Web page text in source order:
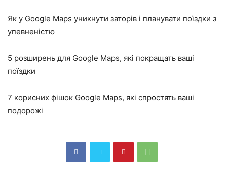
Як у Google Maps уникнути заторів і планувати поїздки з
упевненістю
5 розширень для Google Maps, які покращать ваші
поїздки
7 корисних фішок Google Maps, які спростять ваші
подорожі